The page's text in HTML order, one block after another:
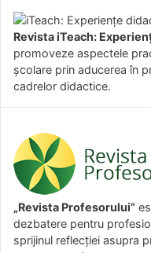
Revista iTeach:
promoveze aspectele
şcolare prin aducerea în
cadrelor didactice.
„Revista Profesorului”
dezbatere pentru
sprijinul reflecției asupra